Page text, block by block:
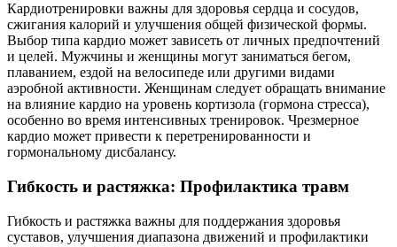
Кардиотренировки важны для здоровья сердца и сосудов,
сжигания калорий и улучшения общей физической формы.
Выбор типа кардио может зависеть от личных предпочтений
и целей. Мужчины и женщины могут заниматься бегом,
плаванием, ездой на велосипеде или другими видами
аэробной активности. Женщинам следует обращать внимание
на влияние кардио на уровень кортизола (гормона стресса),
особенно во время интенсивных тренировок. Чрезмерное
кардио может привести к перетренированности и
гормональному дисбалансу.
Гибкость и растяжка: Профилактика травм
Гибкость и растяжка важны для поддержания здоровья
суставов, улучшения диапазона движений и профилактики